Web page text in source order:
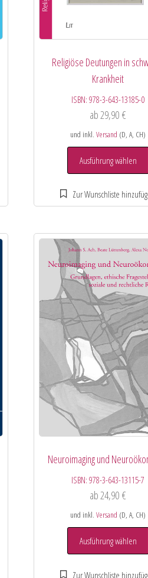
Religiöse Deutungen in
Krankheit
ISBN:978-3-643-13185-0
ab 29,90€
und inkl.Versand (D, A, CH)
Ausführung wählen
Neuroimaging und
ISBN:978-3-643-13115-7
ab24,90€
und inkl.Versand (D, A, CH)
Ausführung wählen